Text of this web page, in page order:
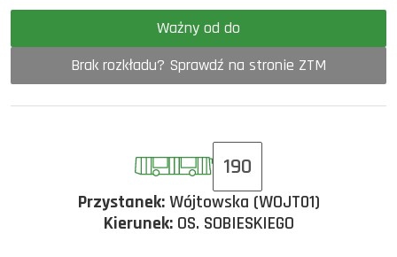
Ważny od do
Brak rozkładu? Sprawdź na stronie ZTM
190
Przystanek:Wójtowska (WOJT01)
Kierunek:OS. SOBIESKIEGO